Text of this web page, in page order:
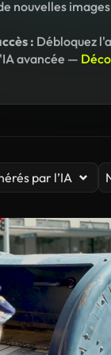
nouvelles
: Débloquez
avancée —
par l’IA